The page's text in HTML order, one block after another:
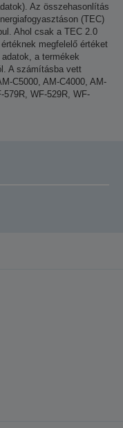
Az összehasonlítás
(TEC)
Ahol csak a TEC 2.0
megfelelő értéket
a termékek
A számításba vett
C5000, AM-C4000, AM-
579R, WF-529R, WF-